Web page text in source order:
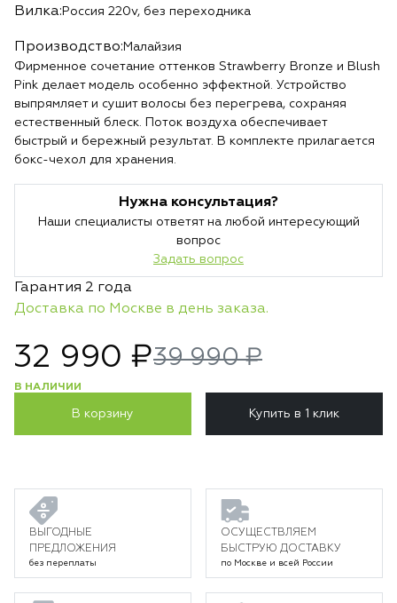
Вилка: Россия 220v, без переходника
Производство: Малайзия
Фирменное сочетание оттенков Strawberry Bronze и Blush
Pink делает модель особенно эффектной. Устройство
выпрямляет и сушит волосы без перегрева, сохраняя
естественный блеск. Поток воздуха обеспечивает
быстрый и бережный результат. В комплекте прилагается
бокс-чехол для хранения.
Нужна консультация?
Наши специалисты ответят на любой интересующий
вопрос
Задать вопрос
Гарантия 2 года
Доставка по Москве в день заказа.
32 990 ₽39 990 ₽
В НАЛИЧИИ
В корзину Купить в 1 клик
ВЫГОДНЫЕ
ПРЕДЛОЖЕНИЯ
без переплаты
ОСУЩЕСТВЛЯЕМ
БЫСТРУЮ ДОСТАВКУ
по Москве и всей России